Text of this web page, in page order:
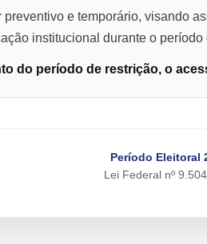
preventivo e temporário, visando
institucional durante o período
do período de restrição, o
Período Eleitoral
Lei Federal nº